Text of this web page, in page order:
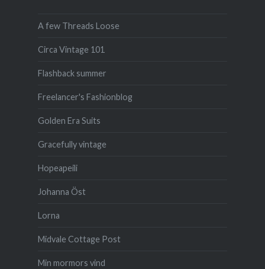
A few Threads Loose
Circa Vintage 101
Flashback summer
Freelancer's Fashionblog
Golden Era Suits
Gracefully vintage
Hopeapeili
Johanna Öst
Lorna
Midvale Cottage Post
Min mormors vind